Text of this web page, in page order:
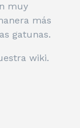
muy
más
gatunas.
wiki.